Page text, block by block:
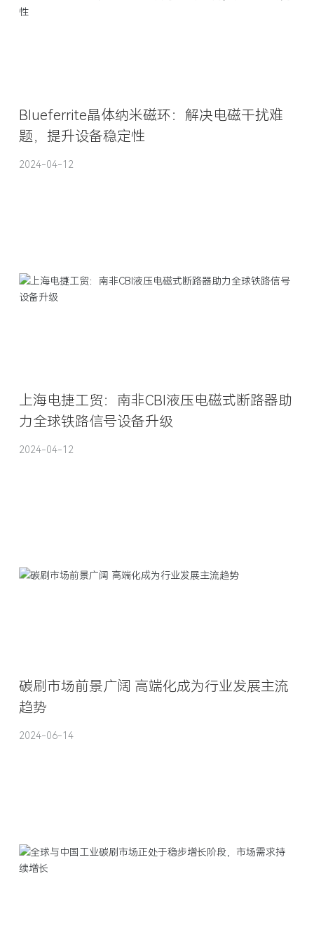
Blueferrite晶体纳米磁环：解决电磁干扰难
题，提升设备稳定性
2024-04-12
上海电捷工贸：南非CBI液压电磁式断路器助
力全球铁路信号设备升级
2024-04-12
碳刷市场前景广阔 高端化成为行业发展主流
趋势
2024-06-14